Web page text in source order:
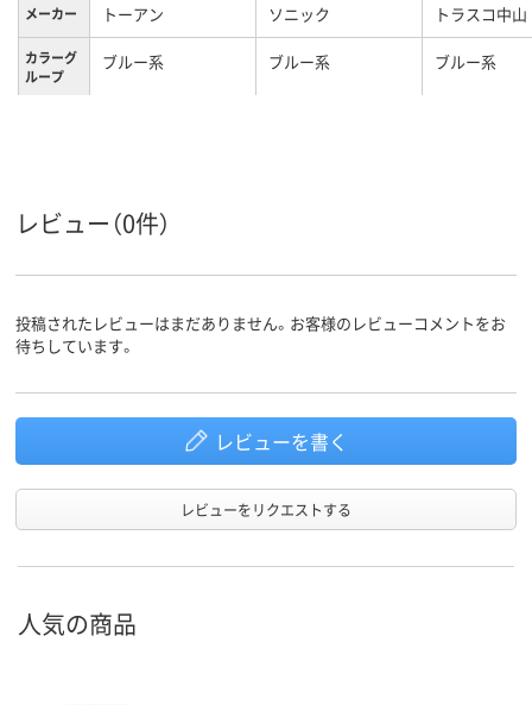
メーカー トーアン ソニック トラスコ中山
カラーグ
ループ
ブルー系 ブルー系 ブルー系
レビュー（0件）
投稿されたレビューはまだありません。お客様のレビューコメントをお
待ちしています。
レビューを書く
レビューをリクエストする
人気の商品